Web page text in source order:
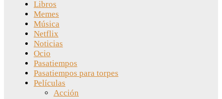
Libros
Memes
Música
Netflix
Noticias
Ocio
Pasatiempos
Pasatiempos para torpes
Películas
Acción